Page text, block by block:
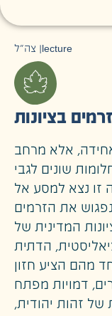
צה״ל | lecture
זרמים בציונות
אלא מרחב
שונים לגבי
זו נצא למסע אל
את הזרמים
המדינית של
הדתית
מהם הציע חזון
דמויות מפתח
של זהות יהודית,